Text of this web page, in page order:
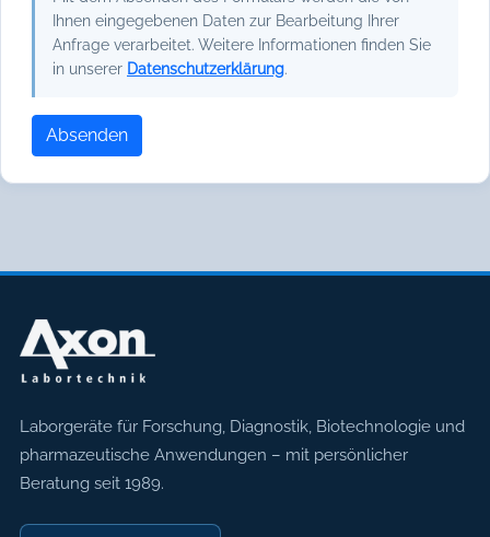
Ihnen eingegebenen Daten zur Bearbeitung Ihrer
Anfrage verarbeitet. Weitere Informationen finden Sie
in unserer Datenschutzerklärung.
Absenden
Axon Labortechnik
Laborgeräte für Forschung, Diagnostik, Biotechnologie und
pharmazeutische Anwendungen – mit persönlicher
Beratung seit 1989.